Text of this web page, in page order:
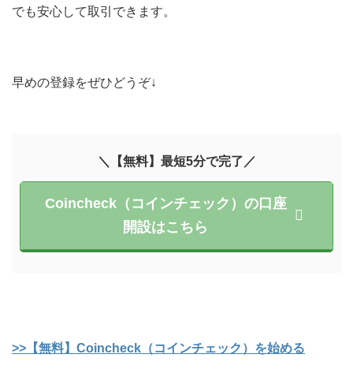
でも安心して取引できます。
早めの登録をぜひどうぞ↓
＼【無料】最短5分で完了／
Coincheck（コインチェック）の口座
開設はこちら
>>【無料】Coincheck（コインチェック）を始める